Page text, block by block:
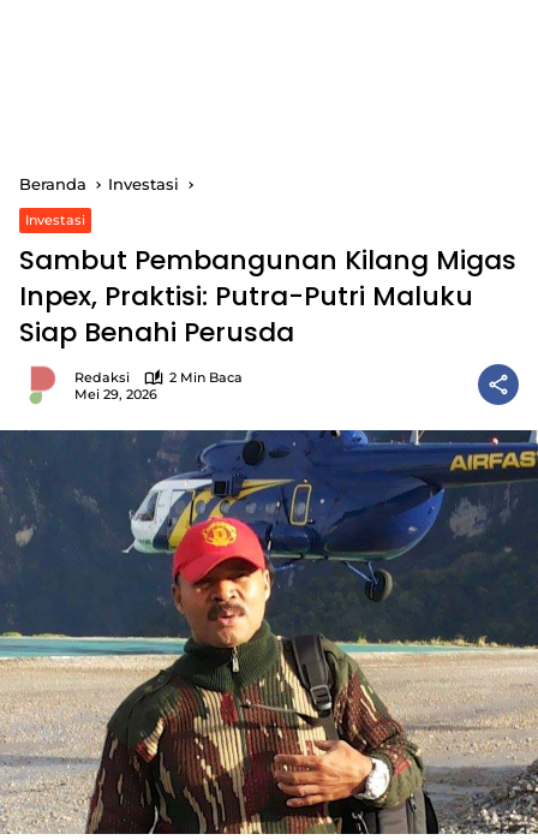
Beranda Investasi
Investasi
Sambut Pembangunan Kilang Migas
Inpex, Praktisi: Putra-Putri Maluku
Siap Benahi Perusda
Redaksi
2 Min Baca
Mei 29, 2026